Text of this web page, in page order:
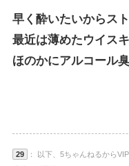
早く酔いたいからス
最近は薄めたウイス
ほのかにアルコール
29
： 以下、5ちゃんねるから